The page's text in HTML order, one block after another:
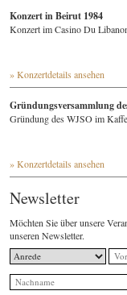
Konzert in Beirut 1984
Konzert im Casino Du
» Konzertdetails ansehen
Gründungsversammlung
Gründung des WJSO im
» Konzertdetails ansehen
Newsletter
Möchten Sie über unsere
unseren Newsletter.